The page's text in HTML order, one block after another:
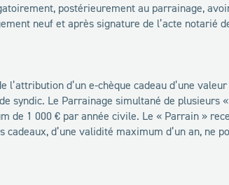
postérieurement au parrainage,
neuf et après signature de l’acte notarié
d’un e-chèque cadeau d’une
syndic. Le Parrainage simultané de plusieurs
de 1 000 € par année civile. Le « Parrain »
d’une validité maximum d’un an, ne